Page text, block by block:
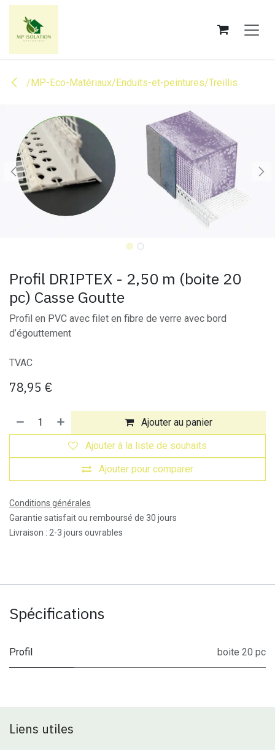
Se rendre au contenu
/MP-Eco-Matériaux/Enduits-et-peintures/Treillis
Profil DRIPTEX - 2,50 m (boite 20
pc) Casse Goutte
Profil en PVC avec filet en fibre de verre avec bord
d’égouttement
TVAC
78,95 €
Ajouter au panier
Ajouter pour comparer
Ajouter à la liste de souhaits
Conditions générales
Garantie satisfait ou remboursé de 30 jours
Livraison : 2-3 jours ouvrables
Spécifications
Profil boite 20 pc
Liens utiles